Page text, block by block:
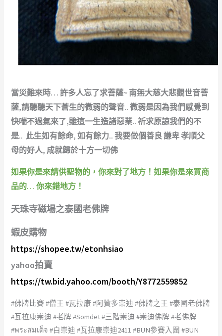
當災難來時… 許多人忘了求菩薩~ 南無大慈大悲觀世音菩
薩,請聽聽天下蒼生的微弱的聲音.. 微弱是因為我們感覺到
快喘不過氣來了,雖這一生造諸惡業.. 祈求原諒我們的不
是.. 此生如有餘命, 如有餘力.. 我要做個善良 謙卑 孝順父
母的好人, 成就歸於十方一切佛
如果你是來請供聖物的，你來對了地方！如果你是來買商
品的… 你來錯地方！
天珠寺磁場之泰國老佛牌
蝦皮購物
https://shopee.tw/etonhsiao
yahoo拍賣
https://tw.bid.yahoo.com/booth/Y8772559852
#佛牌比賽 #僧王 #瓦拉康 #阿贊多崇迪 #佛牌之王 #泰國老佛牌
#瓦拉康崇迪 #老牌 #Somdet #三階崇迪 #崇迪佛牌 #老佛牌
#พระสมเด็จ #白崇迪 #瓦拉康崇迪2411 #BUN參賽入圍 #BUN